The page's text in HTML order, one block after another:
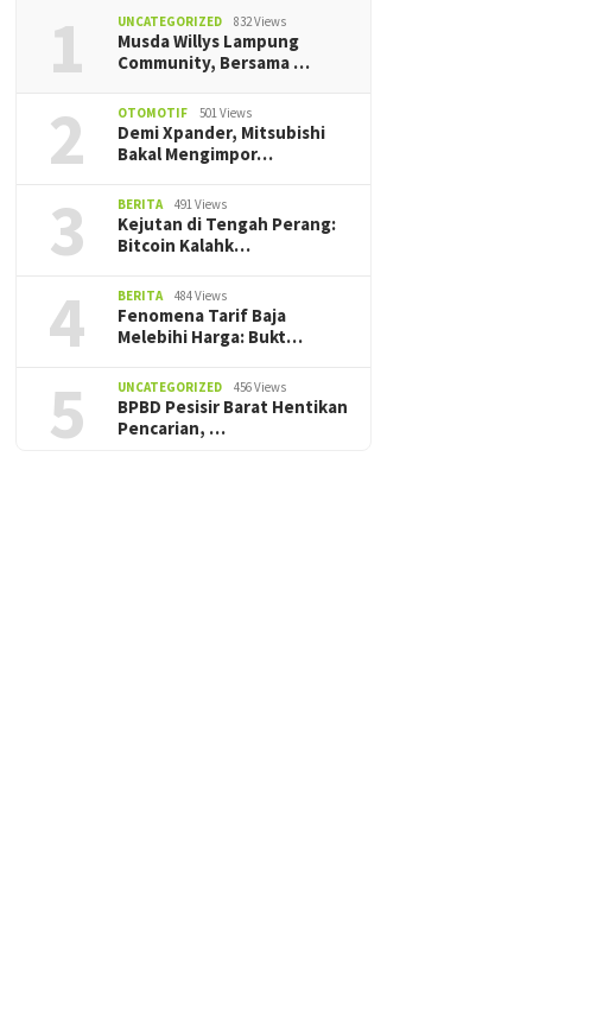
1 UNCATEGORIZED 832 Views
Musda Willys Lampung
Community, Bersama …
2 OTOMOTIF 501 Views
Demi Xpander, Mitsubishi
Bakal Mengimpor…
3 BERITA 491 Views
Kejutan di Tengah Perang:
Bitcoin Kalahk…
4 BERITA 484 Views
Fenomena Tarif Baja
Melebihi Harga: Bukt…
5 UNCATEGORIZED 456 Views
BPBD Pesisir Barat Hentikan
Pencarian, ‎…